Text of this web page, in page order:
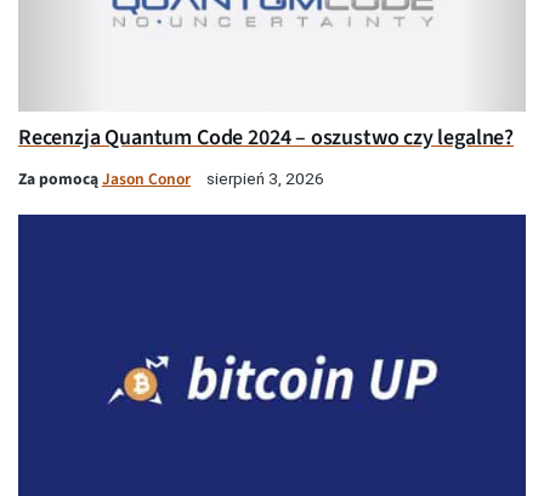
Recenzja Quantum Code 2024 – oszustwo czy legalne?
Za pomocąJason Conor sierpień 3, 2026